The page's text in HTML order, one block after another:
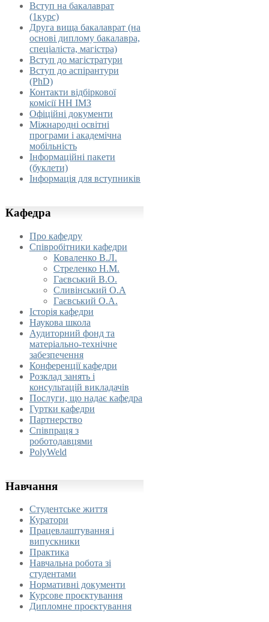
Вступ на бакалаврат
(1курс)
Друга вища бакалаврат (на
основі диплому бакалавра,
спеціаліста, магістра)
Вступ до магістратури
Вступ до аспірантури
(PhD)
Контакти відбіркової
комісії НН ІМЗ
Офіційні документи
Міжнародні освітні
програми і академічна
мобільність
Інформаційні пакети
(буклети)
Інформація для вступників
Кафедра
Про кафедру
Співробітники кафедри
Коваленко В.Л.
Стреленко Н.М.
Гаєвський В.О.
Сливінський О.А
Гаєвський О.А.
Історія кафедри
Наукова школа
Аудиторний фонд та
матеріально-технічне
забезпечення
Конференції кафедри
Розклад занять і
консультацій викладачів
Послуги, що надає кафедра
Гуртки кафедри
Партнерство
Співпраця з
роботодавцями
PolyWeld
Навчання
Студентське життя
Куратори
Працевлаштування і
випускники
Практика
Навчальна робота зі
студентами
Нормативні документи
Курсове проєктування
Дипломне проєктування